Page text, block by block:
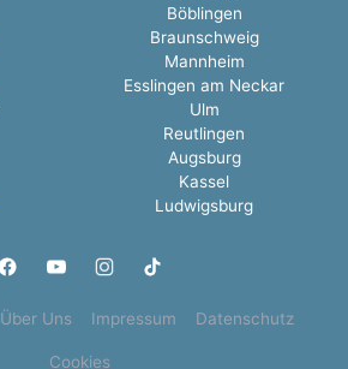
Böblingen
Braunschweig
Mannheim
Esslingen am Neckar
Ulm
Reutlingen
Augsburg
Kassel
Ludwigsburg
Über Uns Impressum Datenschutz
Cookies